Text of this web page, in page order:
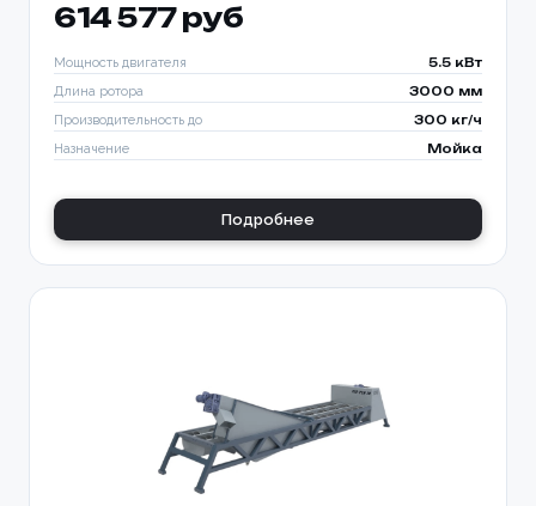
614 577 руб
Мощность двигателя 5.5 кВт
Длина ротора 3000 мм
Производительность до 300 кг/ч
Назначение Мойка
Подробнее